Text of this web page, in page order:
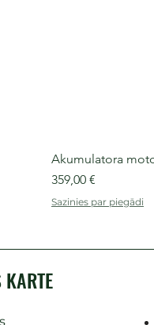
Akumulatora
Cena
359,00 €
Sazinies par piegādi